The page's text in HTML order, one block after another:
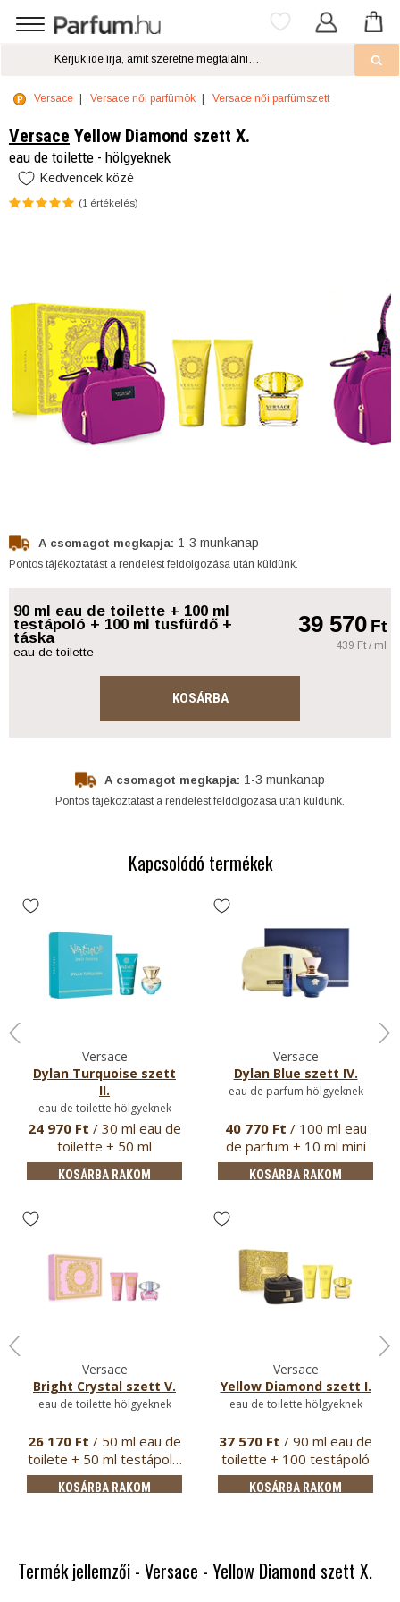
Versace Versace női parfümök Versace női parfümszett
Versace Yellow Diamond szett X.
eau de toilette - hölgyeknek
Kedvencek közé
(1 értékelés)
A csomagot megkapja: 1-3 munkanap
Pontos tájékoztatást a rendelést feldolgozása után küldünk.
90 ml eau de toilette + 100 ml
testápoló + 100 ml tusfürdő +
táska
eau de toilette
39 570Ft
439 Ft / ml
KOSÁRBA
A csomagot megkapja: 1-3 munkanap
Pontos tájékoztatást a rendelést feldolgozása után küldünk.
Kapcsolódó termékek
Versace
Dylan Turquoise szett
II.
eau de toilette hölgyeknek
24 970 Ft / 30 ml eau de
toilette + 50 ml
testápoló
KOSÁRBA RAKOM
Versace
Dylan Blue szett IV.
eau de parfum hölgyeknek
40 770 Ft / 100 ml eau
de parfum + 10 ml mini
parf…
KOSÁRBA RAKOM
Versace
Bright Crystal szett V.
eau de toilette hölgyeknek
26 170 Ft / 50 ml eau de
toilete + 50 ml testápol…
KOSÁRBA RAKOM
Versace
Yellow Diamond szett I.
eau de toilette hölgyeknek
37 570 Ft / 90 ml eau de
toilette + 100 testápoló
…
KOSÁRBA RAKOM
Termék jellemzői - Versace - Yellow Diamond szett X.